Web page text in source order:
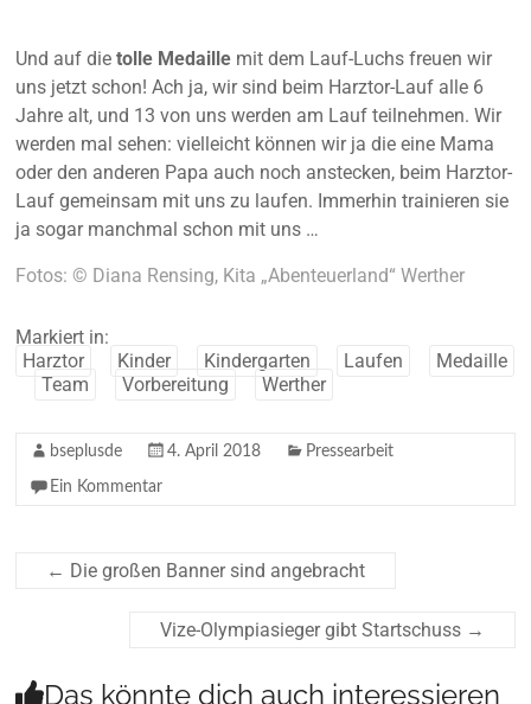
Und auf dietolle Medaille mit dem Lauf-Luchs freuen wir
uns jetzt schon! Ach ja, wir sind beim Harztor-Lauf alle 6
Jahre alt, und 13 von uns werden am Lauf teilnehmen. Wir
werden mal sehen: vielleicht können wir ja die eine Mama
oder den anderen Papa auch noch anstecken, beim Harztor-
Lauf gemeinsam mit uns zu laufen. Immerhin trainieren sie
ja sogar manchmal schon mit uns …
Fotos: © Diana Rensing, Kita „Abenteuerland“ Werther
Markiert in:
Harztor
Kinder Kindergarten Laufen
Medaille
Team
Vorbereitung Werther
bseplusde 4. April 2018 Pressearbeit
Ein Kommentar
← Die großen Banner sind angebracht
Vize-Olympiasieger gibt Startschuss →
Das könnte dich auch interessieren